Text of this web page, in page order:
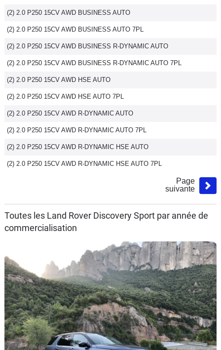
(2) 2.0 P250 15CV AWD BUSINESS AUTO
(2) 2.0 P250 15CV AWD BUSINESS AUTO 7PL
(2) 2.0 P250 15CV AWD BUSINESS R-DYNAMIC AUTO
(2) 2.0 P250 15CV AWD BUSINESS R-DYNAMIC AUTO 7PL
(2) 2.0 P250 15CV AWD HSE AUTO
(2) 2.0 P250 15CV AWD HSE AUTO 7PL
(2) 2.0 P250 15CV AWD R-DYNAMIC AUTO
(2) 2.0 P250 15CV AWD R-DYNAMIC AUTO 7PL
(2) 2.0 P250 15CV AWD R-DYNAMIC HSE AUTO
(2) 2.0 P250 15CV AWD R-DYNAMIC HSE AUTO 7PL
Page
suivante
Toutes les Land Rover Discovery Sport par année de
commercialisation